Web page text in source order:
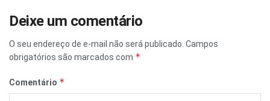
Deixe um comentário
O seu endereço de e-mail não será publicado. Campos
obrigatórios são marcados com *
Comentário *